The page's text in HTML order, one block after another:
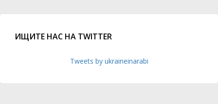
ИЩИТЕ НАС НА TWITTER
Tweets by ukraineinarabi